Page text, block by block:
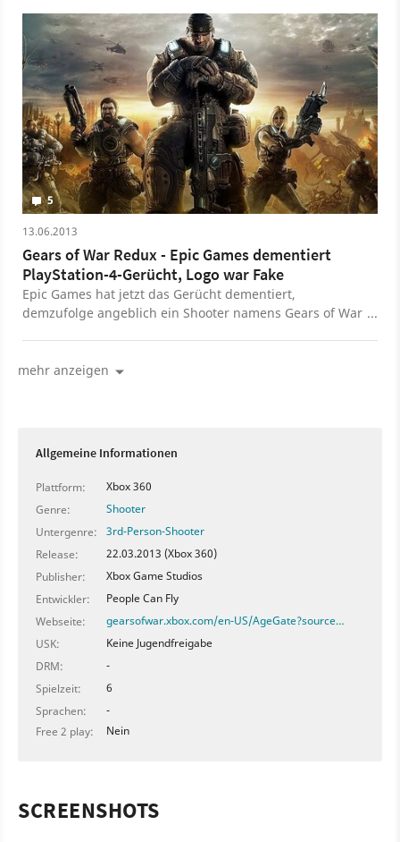
5
13.06.2013
Gears of War Redux - Epic Games dementiert
PlayStation-4-Gerücht, Logo war Fake
Epic Games hat jetzt das Gerücht dementiert,
demzufolge angeblich ein Shooter namens Gears of War
mehr anzeigen
Allgemeine Informationen
Plattform:
Xbox 360
Genre:
Shooter
Untergenre:
3rd-Person-Shooter
Release:
22.03.2013 (Xbox 360)
Publisher:
Xbox Game Studios
Entwickler:
People Can Fly
Webseite:
gearsofwar.xbox.com/en-US/AgeGate?source…
USK:
Keine Jugendfreigabe
DRM:
-
Spielzeit:
6
Sprachen:
-
Free 2 play:
Nein
SCREENSHOTS